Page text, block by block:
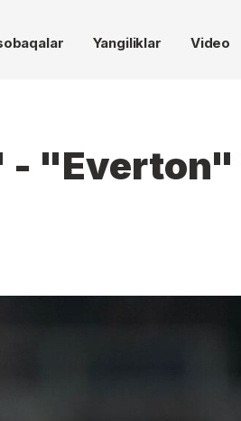
Yangiliklar Video
"Everton"